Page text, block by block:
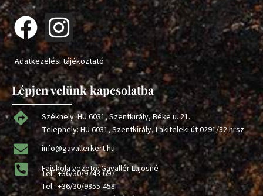
Adatkezelési tájékoztató
Lépjen velünk kapcsolatba
Székhely: HU 6031, Szentkirály, Béke u. 21.
Telephely: HU 6031, Szentkirály, Lakiteleki út 0291/32 hrsz.
info@gavallerkert.hu
Faiskola vezető: Gavallér Lajosné
Tel.:+36/30/9743-697
Tel.:+36/30/9855-458